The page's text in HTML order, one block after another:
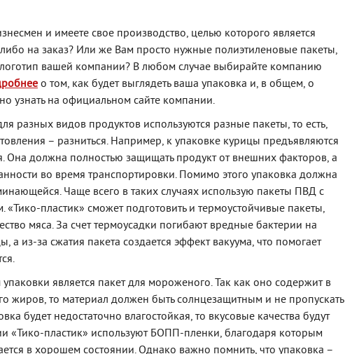
и имеете свое производство, целью которого является
либо на заказ? Или же Вам просто нужные полиэтиленовые пакеты,
вашей компании? В любом случае выбирайте компанию
о том, как будет выглядеть ваша упаковка и, в общем, о
узнать на официальном сайте компании.
разных видов продуктов используются разные пакеты, то есть,
– разниться. Например, к упаковке курицы предъявляются
Она должна полностью защищать продукт от внешних факторов, а
во время транспортировки. Помимо этого упаковка должна
Чаще всего в таких случаях использую пакеты ПВД с
«Тико-пластик» сможет подготовить и термоустойчивые пакеты,
мяса. За счет термоусадки погибают вредные бактерии на
а из-за сжатия пакета создается эффект вакуума, что помогает
является пакет для мороженого. Так как оно содержит в
жиров, то материал должен быть солнцезащитным и не пропускать
будет недостаточно влагостойкая, то вкусовые качества будут
«Тико-пластик» используют БОПП-пленки, благодаря которым
в хорошем состоянии. Однако важно помнить, что упаковка –